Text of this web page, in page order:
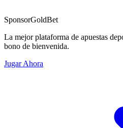
SponsorGoldBet
La mejor plataforma de apuestas
bono de bienvenida.
Jugar Ahora